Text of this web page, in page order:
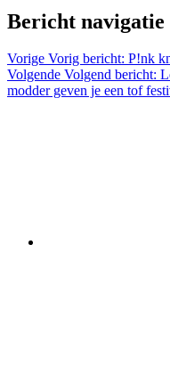
Bericht navigatie
Vorige Vorig bericht: P!nk
Volgende Volgend bericht:
modder geven je een tof